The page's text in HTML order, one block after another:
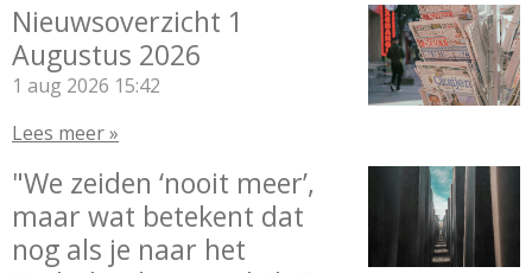
Nieuwsoverzicht 1
Augustus 2026
1 aug 2026 15:42
Lees meer »
"We zeiden ‘nooit meer’,
maar wat betekent dat
nog als je naar het